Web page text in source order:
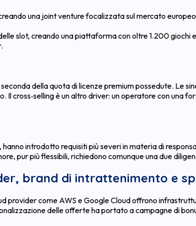
una joint venture focalizzata sul mercato
slot, creando una piattaforma con oltre 1.200
della quota di licenze premium possedute. Le
cross‑selling è un altro driver: un operatore con una
introdotto requisiti più severi in materia di
pur più flessibili, richiedono comunque una due
brand di intrattenimento e
provider come AWS e Google Cloud offrono
delle offerte ha portato a campagne di